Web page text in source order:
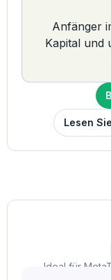
Anfänger
Kapital und
Lesen
Ideal für